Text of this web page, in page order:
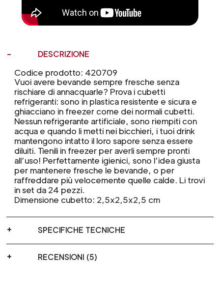
DESCRIZIONE
Codice prodotto: 420709
Vuoi avere bevande sempre fresche senza
rischiare di annacquarle? Prova i cubetti
refrigeranti: sono in plastica resistente e sicura e
ghiacciano in freezer come dei normali cubetti.
Nessun refrigerante artificiale, sono riempiti con
acqua e quando li metti nei bicchieri, i tuoi drink
mantengono intatto il loro sapore senza essere
diluiti. Tienili in freezer per averli sempre pronti
all’uso! Perfettamente igienici, sono l’idea giusta
per mantenere fresche le bevande, o per
raffreddare più velocemente quelle calde. Li trovi
in set da 24 pezzi.
Dimensione cubetto: 2,5x2,5x2,5 cm
SPECIFICHE TECNICHE
RECENSIONI (5)